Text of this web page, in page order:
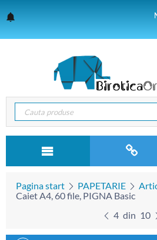
Pagina start PAPETARIE
Caiet A4, 60 file, PIGNA Basic
4 din 10